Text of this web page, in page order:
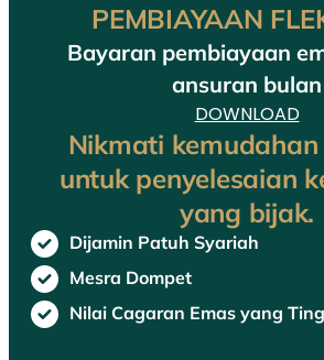
PEMBIAYAAN
Bayaran pembiayaan
ansuran bulan
DOWNLOAD
Nikmati
untuk penyelesaian
yang bijak.
Dijamin Patuh Syariah
Mesra Dompet
Nilai Cagaran Emas yang